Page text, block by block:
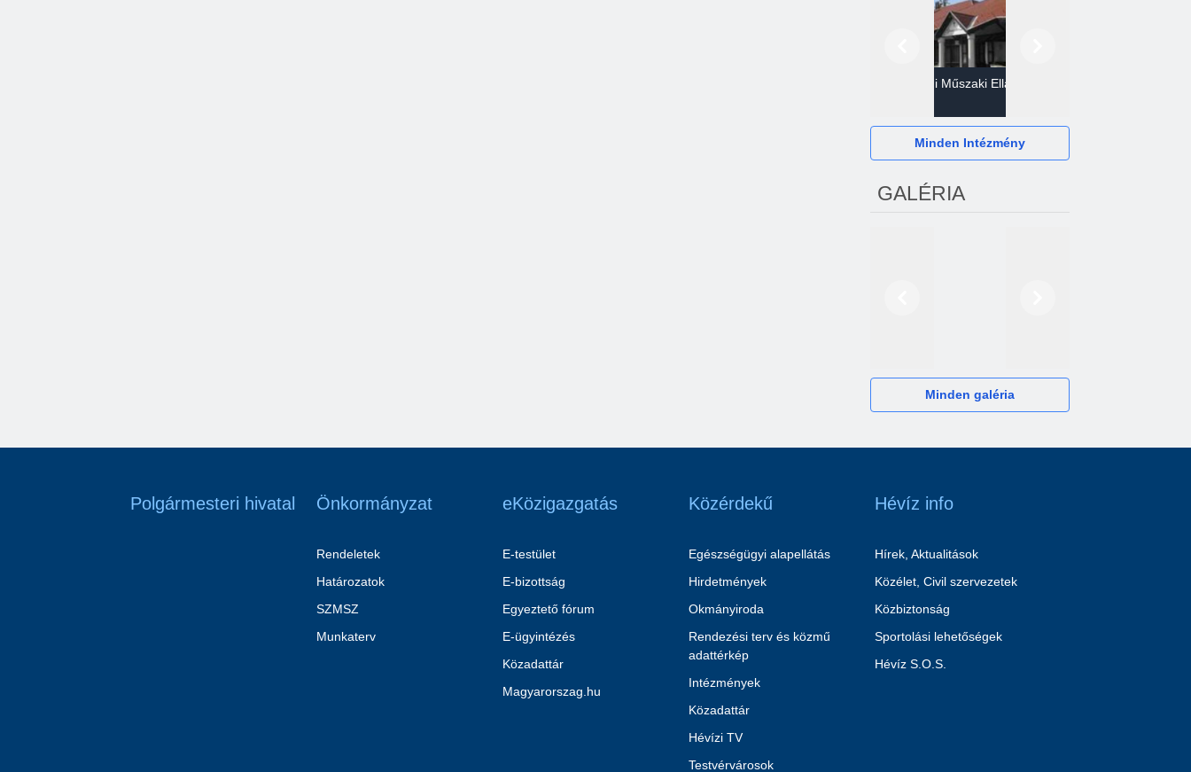
Gazdasági Műszaki Ellátó
Minden Intézmény
GALÉRIA
Minden galéria
Polgármesteri hivatal Önkormányzat
Rendeletek
Határozatok
SZMSZ
Munkaterv
eKözigazgatás
E-testület
E-bizottság
Egyeztető fórum
E-ügyintézés
Közadattár
Magyarorszag.hu
Közérdekű
Egészségügyi alapellátás
Hirdetmények
Okmányiroda
Rendezési terv és közmű
adattérkép
Intézmények
Közadattár
Hévízi TV
Testvérvárosok
Hévíz info
Hírek, Aktualitások
Közélet, Civil szervezetek
Közbiztonság
Sportolási lehetőségek
Hévíz S.O.S.